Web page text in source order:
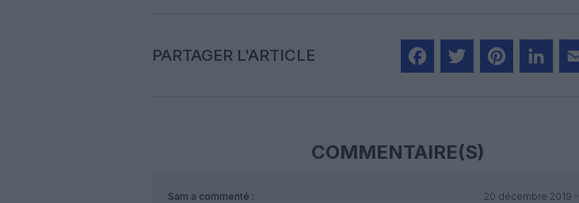
PARTAGER L'ARTICLE
COMMENTAIRE(S)
Sam a commenté :
20 décembre 2019 -